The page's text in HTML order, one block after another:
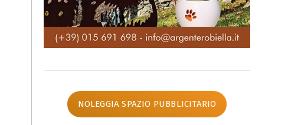
NOLEGGIA SPAZIO PUBBLICITARIO